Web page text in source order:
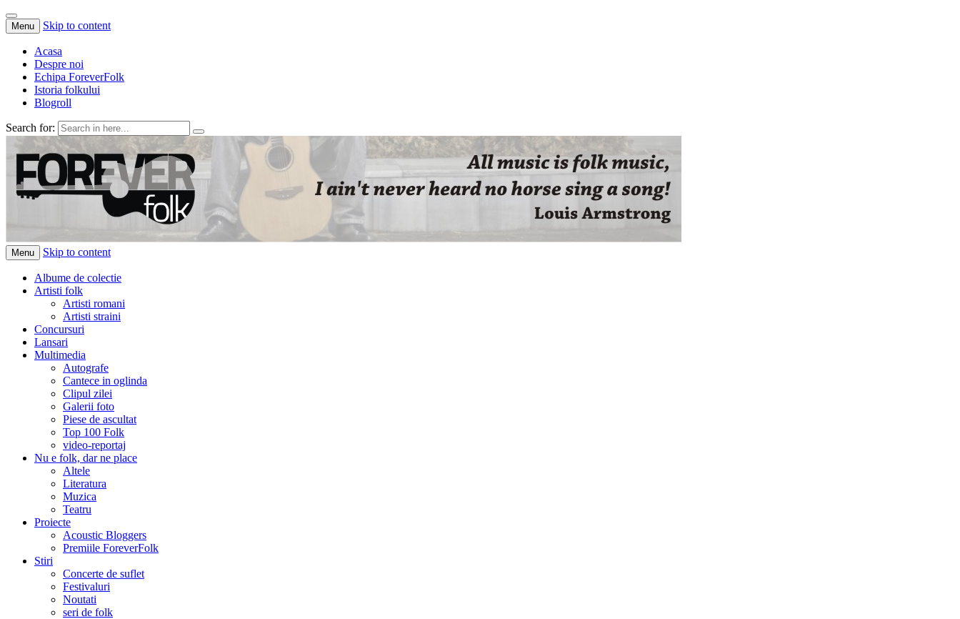
Menu Skip to content
Acasa
Despre noi
Echipa ForeverFolk
Istoria folkului
Blogroll
Search for:
ForeverFolk
Muzica sufletului tau
Menu Skip to content
Albume de colectie
Artisti folk
Artisti romani
Artisti straini
Concursuri
Lansari
Multimedia
Autografe
Cantece in oglinda
Clipul zilei
Galerii foto
Piese de ascultat
Top 100 Folk
video-reportaj
Nu e folk, dar ne place
Altele
Literatura
Muzica
Teatru
Proiecte
Acoustic Bloggers
Premiile ForeverFolk
Stiri
Concerte de suflet
Festivaluri
Noutati
seri de folk